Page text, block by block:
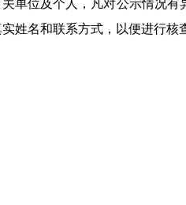
单位及个人，凡对公示情况
姓名和联系方式，以便进行核